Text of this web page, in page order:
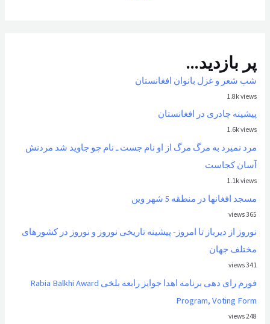
پر بازدید...
شب شعر و غزل بانوان افغانستان
1.8k views
پیشینه چادری در افغانستان
1.6k views
مرد نمیرد به مرگ مرگ از او نام جست ـ نام چو جاوید شد مردنش
آسان کجاست
1.1k views
مسجد افغانها در منطقه 5 شهر وین
365 views
نوروز از ديرباز تا امروز- پیشینه تاریخی نوروز و نوروز در کشورهای
مختلف جهان
341 views
فورم رای دهی برنامه اهدا جوایز رابعه بلخی Rabia Balkhi Award
Program, Voting Form
248 views